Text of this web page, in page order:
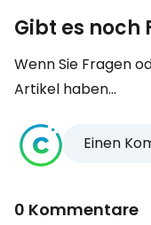
Gibt es noch
Wenn Sie Fragen
Artikel haben...
Einen
0 Kommentare